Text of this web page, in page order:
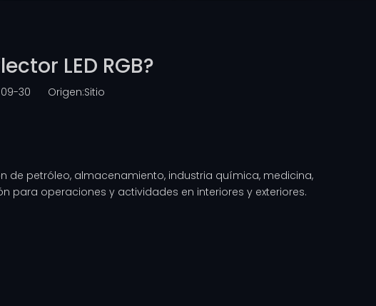
LED RGB?
09-30 Origen:Sitio
de petróleo, almacenamiento, industria química, medicina,
para operaciones y actividades en interiores y exteriores.